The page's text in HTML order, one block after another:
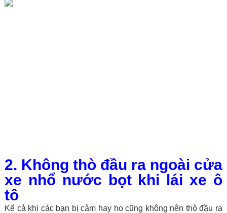
2. Không thò đầu ra ngoài cửa
xe nhổ nước bọt khi lái xe ô
tô
Kể cả khi các bạn bị cảm hay ho cũng không nên thò đầu ra